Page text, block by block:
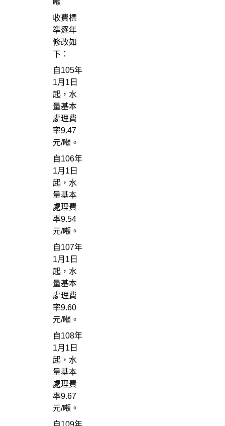
收費標
準逐年
修改如
下：
自105年
1月1日
起，水
量基本
處理費
率9.47
元/噸。
自106年
1月1日
起，水
量基本
處理費
率9.54
元/噸。
自107年
1月1日
起，水
量基本
處理費
率9.60
元/噸。
自108年
1月1日
起，水
量基本
處理費
率9.67
元/噸。
自109年